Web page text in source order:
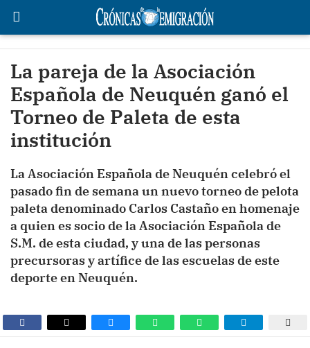
La pareja de la Asociación
Española de Neuquén ganó el
Torneo de Paleta de esta
institución
La Asociación Española de Neuquén celebró el
pasado fin de semana un nuevo torneo de pelota
paleta denominado Carlos Castaño en homenaje
a quien es socio de la Asociación Española de
S.M. de esta ciudad, y una de las personas
precursoras y artífice de las escuelas de este
deporte en Neuquén.